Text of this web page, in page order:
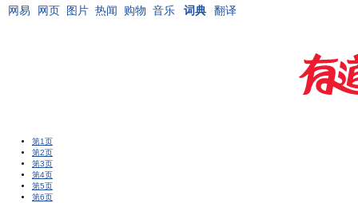
网易 网页 图片 热闻 购物 音乐 词典 翻译
第1页
第2页
第3页
第4页
第5页
第6页